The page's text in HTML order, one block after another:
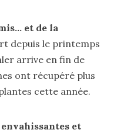
et de la
depuis le printemps
arrive en fin de
ont récupéré plus
cette année.
et